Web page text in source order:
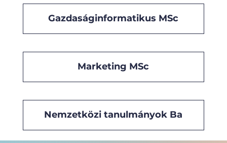
Gazdaságinformatikus MSc
Marketing MSc
Nemzetközi tanulmányok Ba